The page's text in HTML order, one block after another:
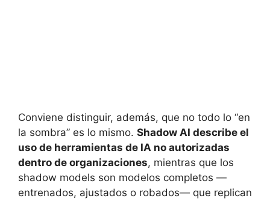
Conviene distinguir, además, que no todo lo “en
la sombra” es lo mismo. Shadow AI describe el
uso de herramientas de IA no autorizadas
dentro de organizaciones, mientras que los
shadow models son modelos completos —
entrenados, ajustados o robados— que replican